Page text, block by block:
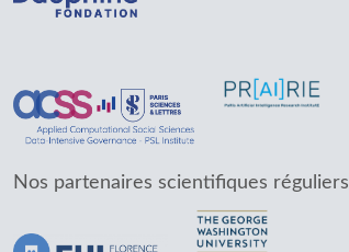
Nos partenaires scientifiques réguliers